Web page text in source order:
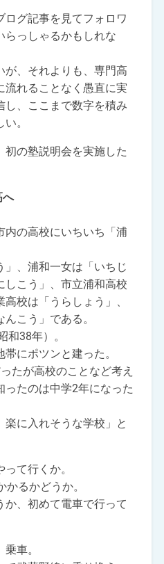
グ記事を見てフォロワ
らっしゃるかもしれな
、それよりも、専門高
流れることなく愚直に実
し、ここまで数字を積み
。
の塾説明会を実施した
の高校にいちいち「浦
、浦和一女は「いちじ
しこう」、市立浦和高校
校は「うらしょう」、
こう」である。
38年）。
にポツンと建った。
たが高校のことなど考え
ったのは中学2年になった
に入れそうな学校」と
て行くか。
るかどうか。
、初めて電車で行って
車。